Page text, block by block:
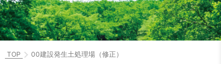
TOP 00建設発生土処理場（修正）